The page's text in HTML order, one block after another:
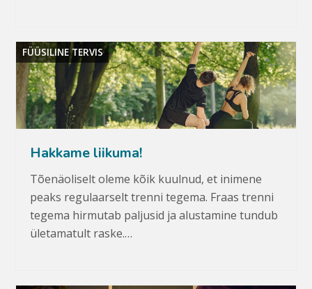
FÜÜSILINE TERVIS
Hakkame liikuma!
Tõenäoliselt oleme kõik kuulnud, et inimene
peaks regulaarselt trenni tegema. Fraas trenni
tegema hirmutab paljusid ja alustamine tundub
ületamatult raske.…